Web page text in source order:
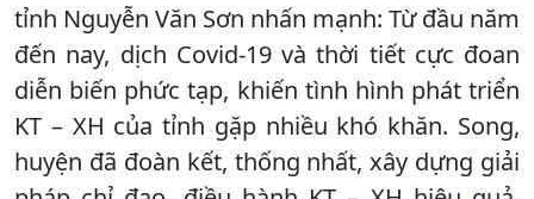
tỉnh Nguyễn Văn Sơn nhấn mạnh: Từ đầu năm
đến nay, dịch Covid-19 và thời tiết cực đoan
diễn biến phức tạp, khiến tình hình phát triển
KT – XH của tỉnh gặp nhiều khó khăn. Song,
huyện đã đoàn kết, thống nhất, xây dựng giải